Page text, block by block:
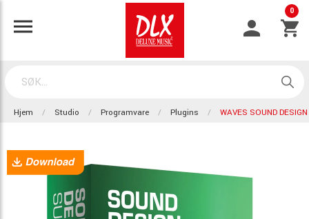
0
Hjem Studio Programvare Plugins WAVES SOUND